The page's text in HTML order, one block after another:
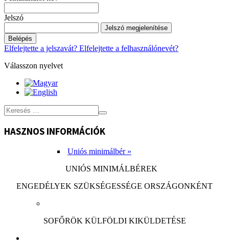
Jelszó
Jelszó megjelenítése
Belépés
Elfelejtette a jelszavát? Elfelejtette a felhasználónevét?
Válasszon nyelvet
HASZNOS INFORMÁCIÓK
Uniós minimálbér »
UNIÓS MINIMÁLBÉREK
ENGEDÉLYEK SZÜKSÉGESSÉGE ORSZÁGONKÉNT
SOFŐRÖK KÜLFÖLDI KIKÜLDETÉSE